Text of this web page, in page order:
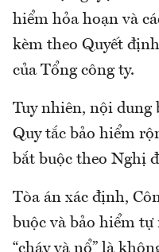
hiểm hỏa hoạn và
kèm theo Quyết
của Tổng công ty.
Tuy nhiên, nội dung
Quy tắc bảo hiểm
bắt buộc theo Nghị
Tòa án xác định,
buộc và bảo hiểm